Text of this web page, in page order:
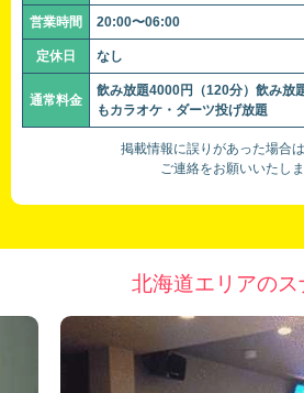
営業時間 20:00〜06:00
定休日 なし
通常料金
飲み放題4000円（120分）飲み放
もカラオケ・ダーツ投げ放題
掲載情報に誤りがあった場合は
ご連絡をお願いいたしま
北海道エリアのス